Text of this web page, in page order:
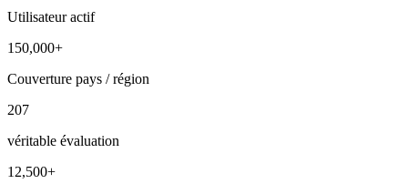
Utilisateur actif
150,000+
Couverture pays / région
207
véritable évaluation
12,500+